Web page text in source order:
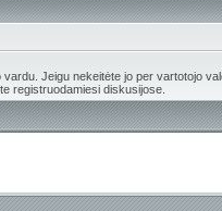
Jeigu nekeitėte jo per vartotojo
registruodamiesi diskusijose.